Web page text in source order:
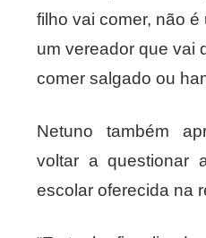
filho vai comer, não
um vereador que vai
comer salgado ou
Netuno também
voltar a questionar
escolar oferecida na